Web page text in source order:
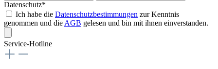
Datenschutz*
Ich habe die Datenschutzbestimmungen zur Kenntnis
genommen und die AGB gelesen und bin mit ihnen einverstanden.
Service-Hotline